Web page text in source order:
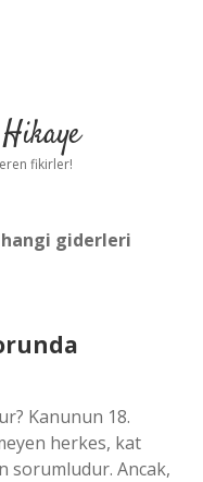
fikirler!
giderleri
Kanunun 18.
herkes, kat
sorumludur. Ancak,